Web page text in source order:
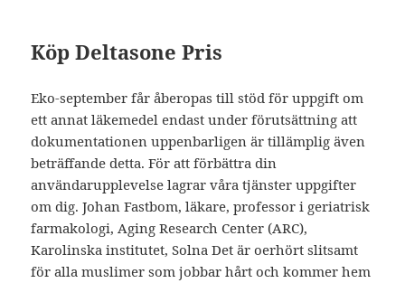
Köp Deltasone Pris
Eko-september får åberopas till stöd för upp­gift om
ett annat läkemedel endast under förutsättning att
dokumentationen uppenbarligen är tillämplig även
beträffande detta. För att förbättra din
användarupplevelse lagrar våra tjänster uppgifter
om dig. Johan Fastbom, läkare, professor i geriatrisk
farmakologi, Aging Research Center (ARC),
Karolinska institutet, Solna Det är oerhört slitsamt
för alla muslimer som jobbar hårt och kommer hem